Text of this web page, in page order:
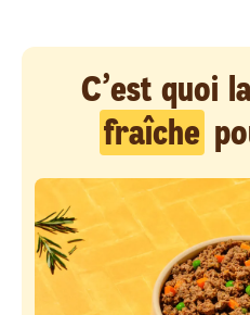
C’est quoi
fraîche